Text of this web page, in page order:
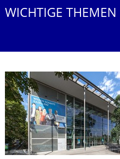
WICHTIGE